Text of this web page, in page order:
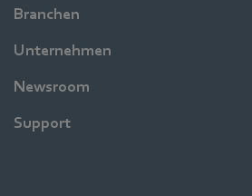
Branchen
Unternehmen
Newsroom
Support